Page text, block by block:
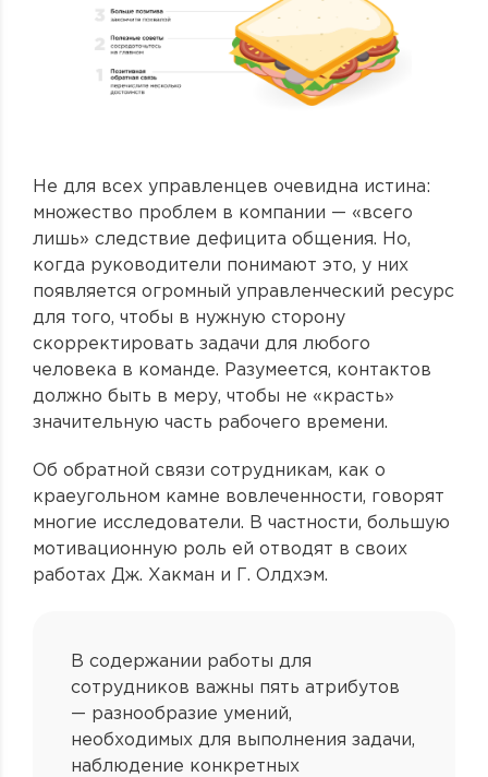
Не для всех управленцев очевидна истина:
множество проблем в компании — «всего
лишь» следствие дефицита общения. Но,
когда руководители понимают это, у них
появляется огромный управленческий ресурс
для того, чтобы в нужную сторону
скорректировать задачи для любого
человека в команде. Разумеется, контактов
должно быть в меру, чтобы не «красть»
значительную часть рабочего времени.
Об обратной связи сотрудникам, как о
краеугольном камне вовлеченности, говорят
многие исследователи. В частности, большую
мотивационную роль ей отводят в своих
работах Дж. Хакман и Г. Олдхэм.
В содержании работы для
сотрудников важны пять атрибутов
— разнообразие умений,
необходимых для выполнения задачи,
наблюдение конкретных